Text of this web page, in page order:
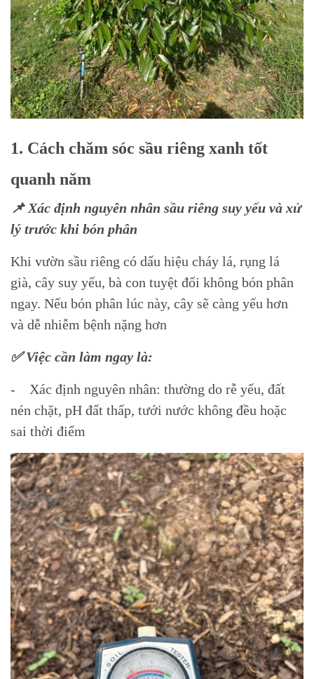
1. Cách chăm sóc sầu riêng xanh tốt
quanh năm
📌 Xác định nguyên nhân sầu riêng suy yếu và xử
lý trước khi bón phân
Khi vườn sầu riêng có dấu hiệu cháy lá, rụng lá
già, cây suy yếu, bà con tuyệt đối không bón phân
ngay. Nếu bón phân lúc này, cây sẽ càng yếu hơn
và dễ nhiễm bệnh nặng hơn
✅ Việc cần làm ngay là:
- Xác định nguyên nhân: thường do rễ yếu, đất
nén chặt, pH đất thấp, tưới nước không đều hoặc
sai thời điểm